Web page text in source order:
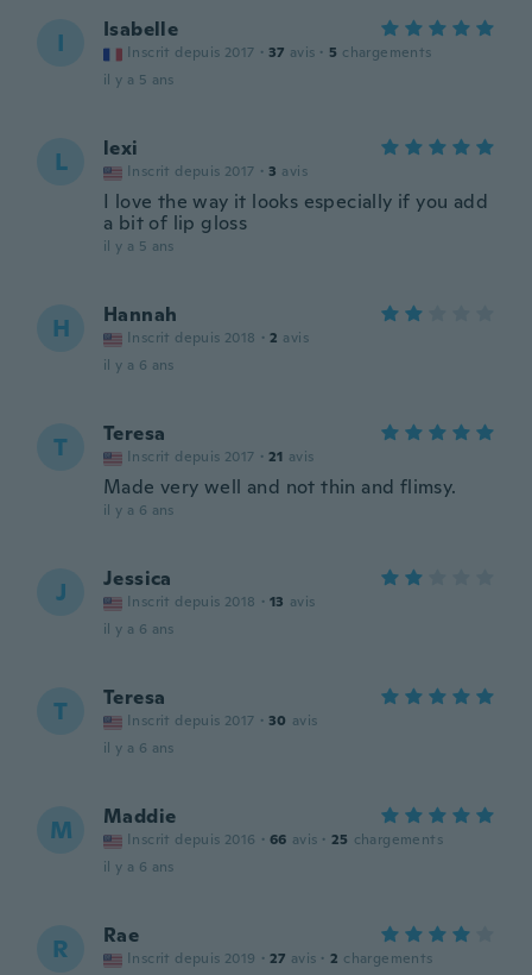
I Isabelle
Inscrit depuis 2017 · 37 avis · 5 chargements
il y a 5 ans
L lexi
Inscrit depuis 2017 · 3 avis
I love the way it looks especially if you add
a bit of lip gloss
il y a 5 ans
H Hannah
Inscrit depuis 2018 · 2 avis
il y a 6 ans
T Teresa
Inscrit depuis 2017 · 21 avis
Made very well and not thin and flimsy.
il y a 6 ans
J Jessica
Inscrit depuis 2018 · 13 avis
il y a 6 ans
T Teresa
Inscrit depuis 2017 · 30 avis
il y a 6 ans
M Maddie
Inscrit depuis 2016 · 66 avis · 25 chargements
il y a 6 ans
R Rae
Inscrit depuis 2019 · 27 avis · 2 chargements